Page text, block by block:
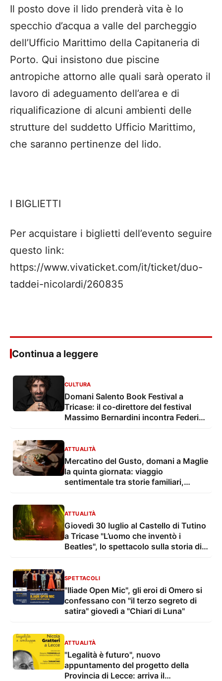
Il posto dove il lido prenderà vita è lo
specchio d’acqua a valle del parcheggio
dell’Ufficio Marittimo della Capitaneria di
Porto. Qui insistono due piscine
antropiche attorno alle quali sarà operato il
lavoro di adeguamento dell’area e di
riqualificazione di alcuni ambienti delle
strutture del suddetto Ufficio Marittimo,
che saranno pertinenze del lido.
I BIGLIETTI
Per acquistare i biglietti dell’evento seguire
questo link:
https://www.vivaticket.com/it/ticket/duo-
taddei-nicolardi/260835
Continua a leggere
CULTURA
Domani Salento Book Festival a
Tricase: il co-direttore del festival
Massimo Bernardini incontra Federico
ATTUALITÀ
Mercatino del Gusto, domani a Maglie
la quinta giornata: viaggio
sentimentale tra storie familiari,
ATTUALITÀ
Giovedì 30 luglio al Castello di Tutino
a Tricase "L’uomo che inventò i
Beatles", lo spettacolo sulla storia di
SPETTACOLI
"Iliade Open Mic", gli eroi di Omero si
confessano con "il terzo segreto di
satira" giovedì a "Chiari di Luna"
ATTUALITÀ
"Legalità è futuro", nuovo
appuntamento del progetto della
Provincia di Lecce: arriva il